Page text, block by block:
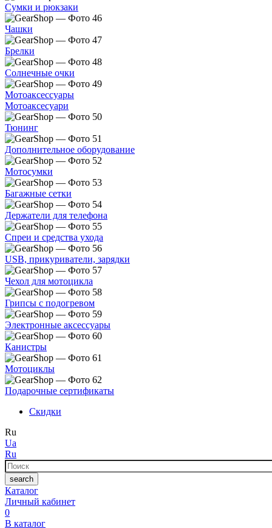
Сумки и рюкзаки
Чашки
Брелки
Солнечные очки
Мотоаксессуары
Мотоаксесуари
Тюнинг
Дополнительное оборудование
Мотосумки
Багажные сетки
Держатели для телефона
Спреи и средства ухода
USB, прикуриватели, зарядки
Чехол для мотоцикла
Грипсы с подогревом
Электронные аксессуары
Канистры
Мотоциклы
Подарочные сертификаты
Скидки
Ru
Ua
Ru
Поиск
search
Каталог
Личный кабинет
0
В каталог